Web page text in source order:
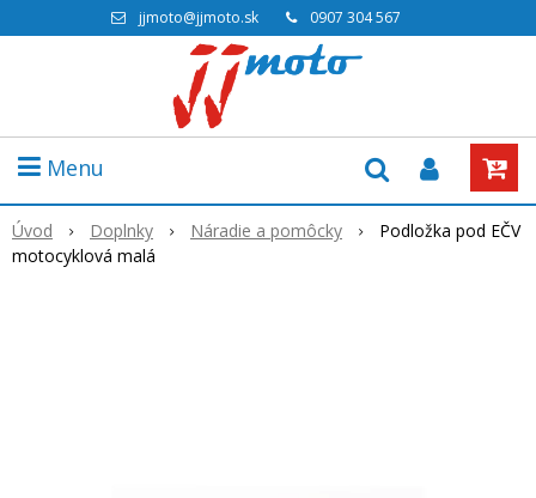
jjmoto@jjmoto.sk 0907 304 567
Menu
Úvod Doplnky Náradie a pomôcky
Podložka pod EČV
motocyklová malá